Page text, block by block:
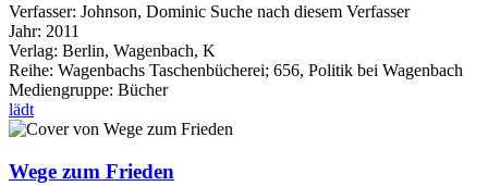
Verfasser: Johnson, Dominic Suche nach diesem Verfasser
Jahr: 2011
Verlag: Berlin, Wagenbach, K
Reihe: Wagenbachs Taschenbücherei; 656, Politik bei Wagenbach
Mediengruppe: Bücher
lädt
Wege zum Frieden